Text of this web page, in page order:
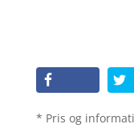
* Pris og